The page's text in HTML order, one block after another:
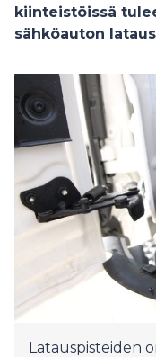
kiinteistöissä
sähköauton
Latauspisteiden